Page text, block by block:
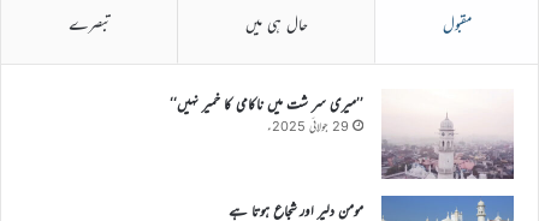
مقبول حال ہی میں تبصرے
’’میری سر شت میں ناکامی کا خمیر نہیں‘‘
29 جولائی 2025ء
مومن دلیر اور شجاع ہوتا ہے